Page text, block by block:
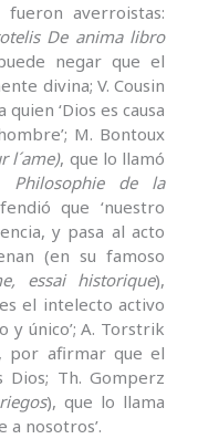
averroistas:
De anima libro
negar que el
divina; V. Cousin
quien ‘Dios es causa
M. Bontoux
l´ame), que lo llamó
Philosophie de la
que ‘nuestro
y pasa al acto
(en su famoso
essai historique),
el intelecto activo
y único’; A. Torstrik
por afirmar que el
Th. Gomperz
), que lo llama
a nosotros’.